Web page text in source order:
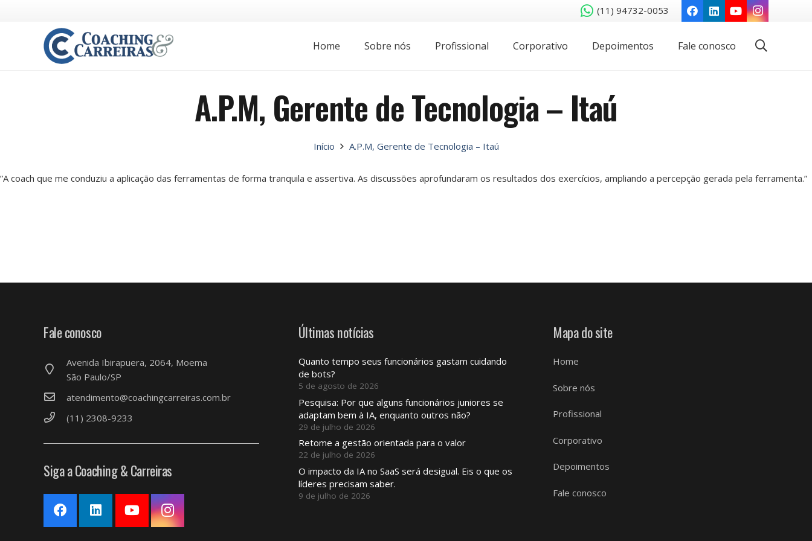
(11) 94732-0053
Home Sobre nós Profissional Corporativo Depoimentos Fale conosco
A.P.M, Gerente de Tecnologia – Itaú
Início A.P.M, Gerente de Tecnologia – Itaú
”A coach que me conduziu a aplicação das ferramentas de forma tranquila e assertiva. As discussões aprofundaram os resultados dos exercícios, ampliando a percepção gerada pela ferramenta.”
Fale conosco
Avenida Ibirapuera, 2064, Moema
São Paulo/SP
atendimento@coachingcarreiras.com.br
(11) 2308-9233
Siga a Coaching & Carreiras
Últimas notícias
Quanto tempo seus funcionários gastam cuidando
de bots?
5 de agosto de 2026
Pesquisa: Por que alguns funcionários juniores se
adaptam bem à IA, enquanto outros não?
29 de julho de 2026
Retome a gestão orientada para o valor
22 de julho de 2026
O impacto da IA ​​no SaaS será desigual. Eis o que os
líderes precisam saber.
9 de julho de 2026
Mapa do site
Home
Sobre nós
Profissional
Corporativo
Depoimentos
Fale conosco